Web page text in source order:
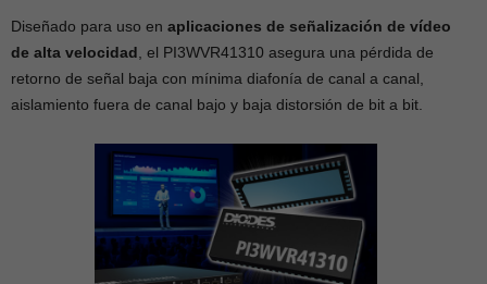
Diseñado para uso en aplicaciones de señalización de vídeo
de alta velocidad , el PI3WVR41310 asegura una pérdida de
retorno de señal baja con mínima diafonía de canal a canal,
aislamiento fuera de canal bajo y baja distorsión de bit a bit.